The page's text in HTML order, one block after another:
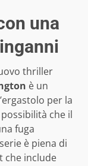
una
thriller
è un
per la
che il
fuga
è piena di
che include